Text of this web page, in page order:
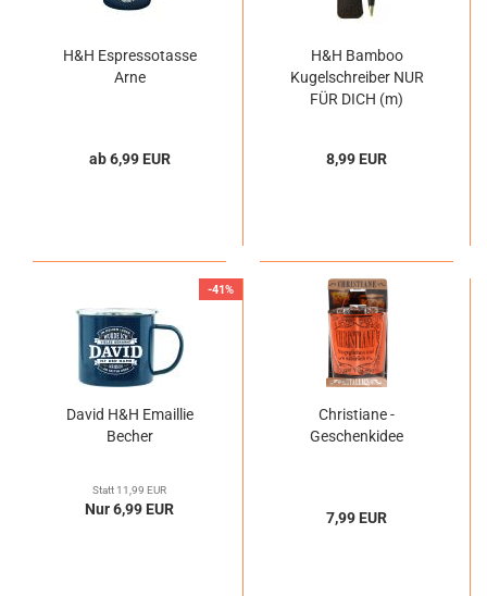
H&H Espressotasse
Arne
ab 6,99 EUR
H&H Bamboo
Kugelschreiber NUR
FÜR DICH (m)
8,99 EUR
-41%
David H&H Emaillie
Becher
Statt 11,99 EUR
Nur 6,99 EUR
Christiane -
Geschenkidee
7,99 EUR